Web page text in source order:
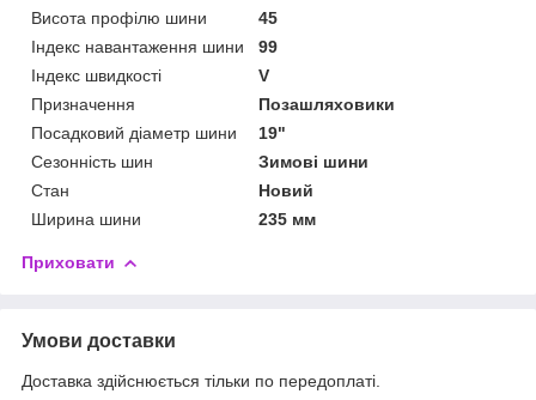
Висота профілю шини
45
Індекс навантаження шини
99
Індекс швидкості
V
Призначення
Позашляховики
Посадковий діаметр шини
19"
Сезонність шин
Зимові шини
Стан
Новий
Ширина шини
235 мм
Приховати
Умови доставки
Доставка здійснюється тільки по передоплаті.